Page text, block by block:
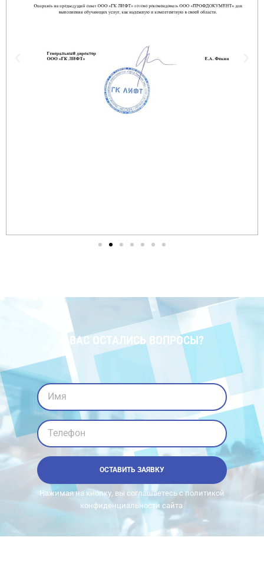
У ВАС ОСТАЛИСЬ ВОПРОСЫ?
Имя
Телефон
ОСТАВИТЬ ЗАЯВКУ
Нажимая на кнопку, вы соглашаетесь с политикой
конфиденциальности сайта